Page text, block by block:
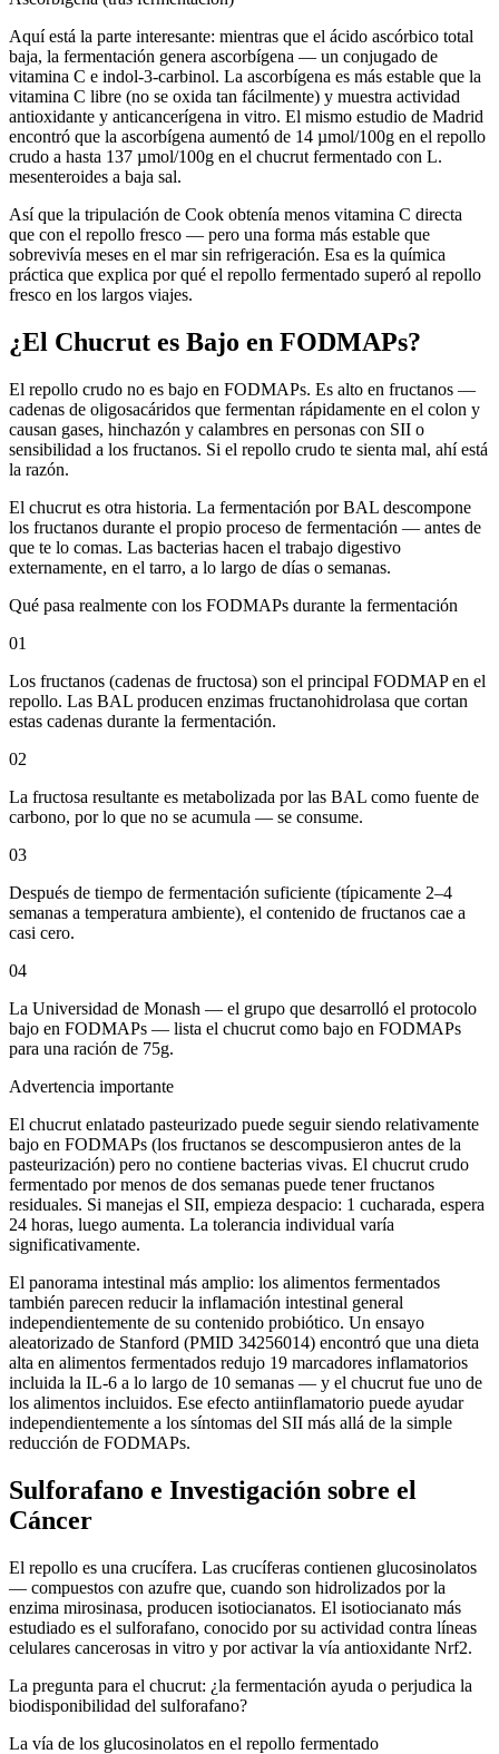
Aquí está la parte interesante: mientras que el ácido ascórbico total
baja, la fermentación genera ascorbígena — un conjugado de
vitamina C e indol-3-carbinol. La ascorbígena es más estable que la
vitamina C libre (no se oxida tan fácilmente) y muestra actividad
antioxidante y anticancerígena in vitro. El mismo estudio de Madrid
encontró que la ascorbígena aumentó de 14 µmol/100g en el repollo
crudo a hasta 137 µmol/100g en el chucrut fermentado con L.
mesenteroides a baja sal.
Así que la tripulación de Cook obtenía menos vitamina C directa
que con el repollo fresco — pero una forma más estable que
sobrevivía meses en el mar sin refrigeración. Esa es la química
práctica que explica por qué el repollo fermentado superó al repollo
fresco en los largos viajes.
¿El Chucrut es Bajo en FODMAPs?
El repollo crudo no es bajo en FODMAPs. Es alto en fructanos —
cadenas de oligosacáridos que fermentan rápidamente en el colon y
causan gases, hinchazón y calambres en personas con SII o
sensibilidad a los fructanos. Si el repollo crudo te sienta mal, ahí está
la razón.
El chucrut es otra historia. La fermentación por BAL descompone
los fructanos durante el propio proceso de fermentación — antes de
que te lo comas. Las bacterias hacen el trabajo digestivo
externamente, en el tarro, a lo largo de días o semanas.
Qué pasa realmente con los FODMAPs durante la fermentación
01
Los fructanos (cadenas de fructosa) son el principal FODMAP en el
repollo. Las BAL producen enzimas fructanohidrolasa que cortan
estas cadenas durante la fermentación.
02
La fructosa resultante es metabolizada por las BAL como fuente de
carbono, por lo que no se acumula — se consume.
03
Después de tiempo de fermentación suficiente (típicamente 2–4
semanas a temperatura ambiente), el contenido de fructanos cae a
casi cero.
04
La Universidad de Monash — el grupo que desarrolló el protocolo
bajo en FODMAPs — lista el chucrut como bajo en FODMAPs
para una ración de 75g.
Advertencia importante
El chucrut enlatado pasteurizado puede seguir siendo relativamente
bajo en FODMAPs (los fructanos se descompusieron antes de la
pasteurización) pero no contiene bacterias vivas. El chucrut crudo
fermentado por menos de dos semanas puede tener fructanos
residuales. Si manejas el SII, empieza despacio: 1 cucharada, espera
24 horas, luego aumenta. La tolerancia individual varía
significativamente.
El panorama intestinal más amplio: los alimentos fermentados
también parecen reducir la inflamación intestinal general
independientemente de su contenido probiótico. Un ensayo
aleatorizado de Stanford (PMID 34256014) encontró que una dieta
alta en alimentos fermentados redujo 19 marcadores inflamatorios
incluida la IL-6 a lo largo de 10 semanas — y el chucrut fue uno de
los alimentos incluidos. Ese efecto antiinflamatorio puede ayudar
independientemente a los síntomas del SII más allá de la simple
reducción de FODMAPs.
Sulforafano e Investigación sobre el
Cáncer
El repollo es una crucífera. Las crucíferas contienen glucosinolatos
— compuestos con azufre que, cuando son hidrolizados por la
enzima mirosinasa, producen isotiocianatos. El isotiocianato más
estudiado es el sulforafano, conocido por su actividad contra líneas
celulares cancerosas in vitro y por activar la vía antioxidante Nrf2.
La pregunta para el chucrut: ¿la fermentación ayuda o perjudica la
biodisponibilidad del sulforafano?
La vía de los glucosinolatos en el repollo fermentado